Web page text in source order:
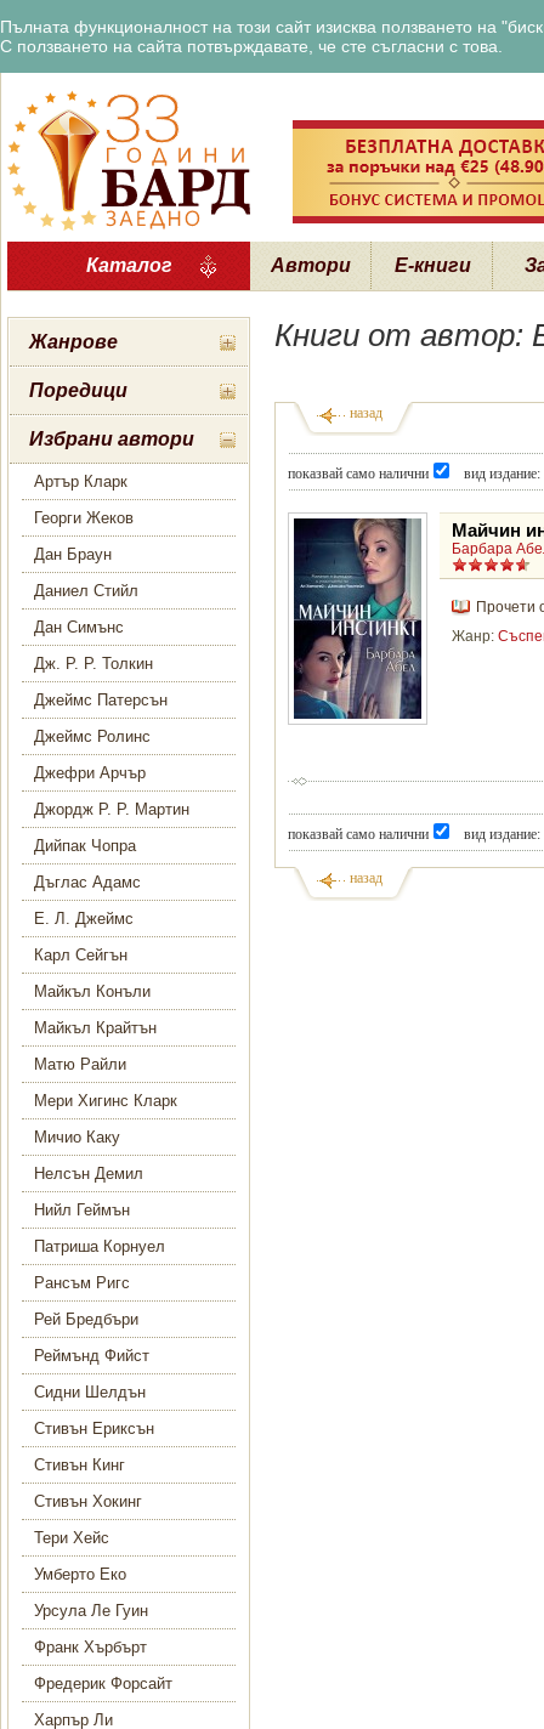
Пълната функционалност на този сайт изисква ползването на
С ползването на сайта потвърждавате, че сте съгласни с това.
Каталог Автори Е-книги
Жанрове
Поредици
Избрани автори
Артър Кларк
Георги Жеков
Дан Браун
Даниел Стийл
Дан Симънс
Дж. Р. Р. Толкин
Джеймс Патерсън
Джеймс Ролинс
Джефри Арчър
Джордж Р. Р. Мартин
Дийпак Чопра
Дъглас Адамс
Е. Л. Джеймс
Карл Сейгън
Майкъл Конъли
Майкъл Крайтън
Матю Райли
Мери Хигинс Кларк
Мичио Каку
Нелсън Демил
Нийл Геймън
Патриша Корнуел
Рансъм Ригс
Рей Бредбъри
Реймънд Фийст
Сидни Шелдън
Стивън Ериксън
Стивън Кинг
Стивън Хокинг
Тери Хейс
Умберто Еко
Урсула Ле Гуин
Франк Хърбърт
Фредерик Форсайт
Харпър Ли
Книги от автор:
показвай само налични вид издание:
Майчин
Барбара
Прочети
Жанр:
показвай само налични вид издание:
назад
назад